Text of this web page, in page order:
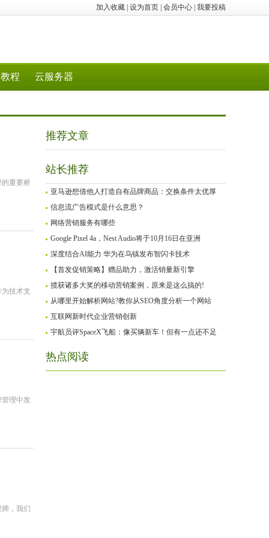
加入收藏 设为首页 会员中心 我要投稿
教程 云服务器
重要桥
技术支
理中发
，我们
推荐文章
站长推荐
亚马逊想借他人打造自有品牌商品：交换条件太优厚
信息流广告模式是什么意思？
网络营销服务有哪些
Google Pixel 4a，Nest Audio将于10月16日在亚洲
深度结合AI能力 华为在乌镇发布智闪卡技术
【首发促销策略】赠品助力，激活销量新引擎
揽获诸多大奖的移动营销案例，原来是这么搞的!
从哪里开始解析网站?教你从SEO角度分析一个网站
互联网新时代企业营销创新
宇航员评SpaceX飞船：像买辆新车！但有一点还不足
热点阅读